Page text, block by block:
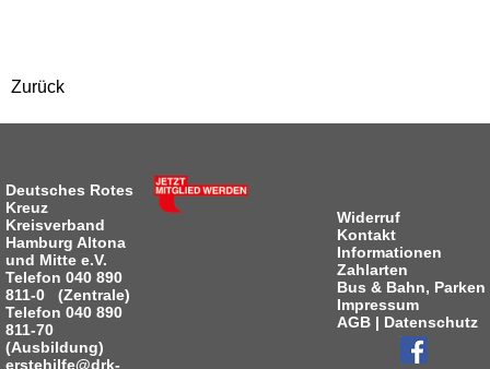
Zurück
Deutsches Rotes
Kreuz
Kreisverband
Hamburg Altona
und Mitte e.V.
Telefon 040 890
811-0 (Zentrale)
Telefon 040 890
811-70
(Ausbildung)
erstehilfe@drk-
Widerruf
Kontakt
Informationen
Zahlarten
Bus & Bahn, Parken
Impressum
AGB | Datenschutz